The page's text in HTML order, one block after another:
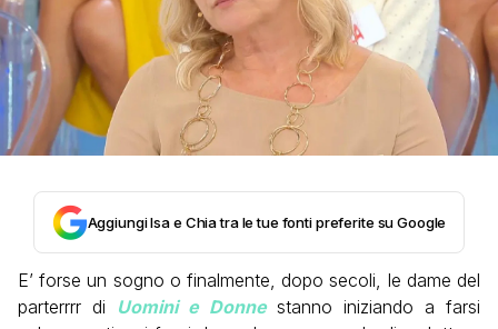
Aggiungi Isa e Chia tra le tue fonti preferite su Google
E’ forse un sogno o finalmente, dopo secoli, le dame del
parterrrr di
Uomini e Donnestanno iniziando a farsi